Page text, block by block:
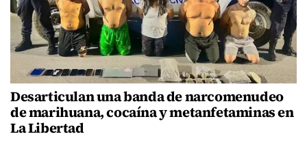
Desarticulan una banda de narcomenudeo
de marihuana, cocaína y metanfetaminas en
La Libertad